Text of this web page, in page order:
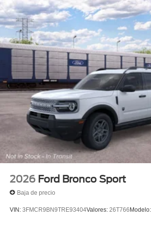
2026 Ford Bronco Sport
Baja de precio
VIN: 3FMCR9BN9TRE93404Valores: 26T766Modelo: